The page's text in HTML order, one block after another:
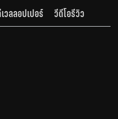
วลลอปเปอร์ วีดีโอรีวิว